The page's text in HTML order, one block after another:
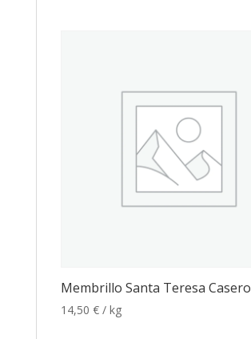
Membrillo Santa Teresa Casero
14,50 € / kg